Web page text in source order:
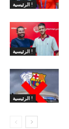
الرئيسية !
الرئيسية !
الرئيسية !